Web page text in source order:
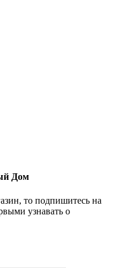
Дом
то подпишитесь на
узнавать о